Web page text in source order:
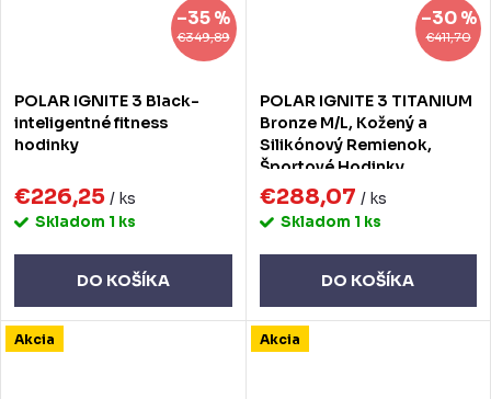
€349,89
–35 %
POLAR IGNITE 3 Black-
inteligentné fitness
hodinky
€226,25 / ks
Skladom 1 ks
DO KOŠÍKA
€411,70
–30 %
POLAR IGNITE 3 TITANIUM
Bronze M/L, Kožený a
Silikónový Remienok,
Športové Hodinky
€288,07 / ks
Skladom 1 ks
DO KOŠÍKA
Akcia Akcia